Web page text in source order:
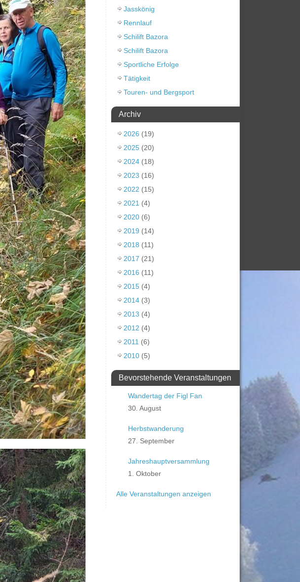
Jasskönig
Rennlauf
Schilift Bazora
Schilift Bazora
Sportliche Erfolge
Tätigkeit
Touren- und Bergsport
Archiv
2026 (19)
2025 (20)
2024 (18)
2023 (16)
2022 (15)
2021 (4)
2020 (6)
2019 (14)
2018 (11)
2017 (21)
2016 (11)
2015 (4)
2014 (3)
2013 (4)
2012 (4)
2011 (6)
2010 (5)
Bevorstehende Veranstaltungen
Wandertag der Figl Fan
30. August
Herbstwanderung
27. September
Jahreshauptversammlung
1. Oktober
Alle Veranstaltungen anzeigen